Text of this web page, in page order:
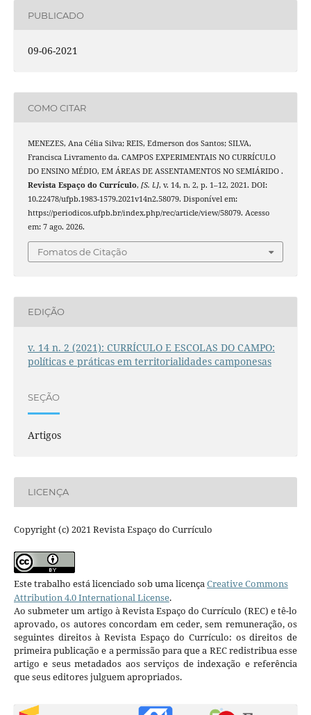
PUBLICADO
09-06-2021
COMO CITAR
MENEZES, Ana Célia Silva; REIS, Edmerson dos Santos; SILVA,
Francisca Livramento da. CAMPOS EXPERIMENTAIS NO CURRÍCULO
DO ENSINO MÉDIO, EM ÁREAS DE ASSENTAMENTOS NO SEMIÁRIDO .
Revista Espaço do Currículo, [S. l.], v. 14, n. 2, p. 1–12, 2021. DOI:
10.22478/ufpb.1983-1579.2021v14n2.58079. Disponível em:
https://periodicos.ufpb.br/index.php/rec/article/view/58079. Acesso
em: 7 ago. 2026.
Fomatos de Citação
EDIÇÃO
v. 14 n. 2 (2021): CURRÍCULO E ESCOLAS DO CAMPO:
políticas e práticas em territorialidades camponesas
SEÇÃO
Artigos
LICENÇA
Copyright (c) 2021 Revista Espaço do Currículo
Este trabalho está licenciado sob uma licençaCreative Commons
Attribution 4.0 International License.
Ao submeter um artigo à Revista Espaço do Currículo (REC) e tê-lo
aprovado, os autores concordam em ceder, sem remuneração, os
seguintes direitos à Revista Espaço do Currículo: os direitos de
primeira publicação e a permissão para que a REC redistribua esse
artigo e seus metadados aos serviços de indexação e referência
que seus editores julguem apropriados.